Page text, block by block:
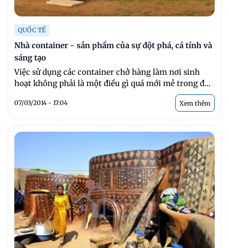
QUỐC TẾ
Nhà container - sản phẩm của sự đột phá, cá tính và
sáng tạo
Việc sử dụng các container chở hàng làm nơi sinh
hoạt không phải là một điều gì quá mới mẻ trong đời
07/03/2014 - 17:04 Xem thêm